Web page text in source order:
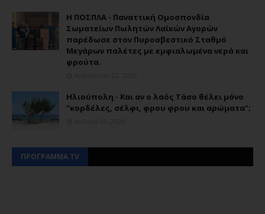
Η ΠΟΣΠΛΑ - Παναττική Ομοσπονδία
Σωματείων Πωλητών Λαϊκών Αγορών
παρέδωσε στον Πυροσβεστικό Σταθμό
Μεγάρων παλέτες με εμφιαλωμένα νερά και
φρούτα.
Ηλιούπολη - Και αν ο λαός Τάσο θέλει μόνο
"κορδέλες, σέλφι, φρου φρου και αρώματα";
ΠΡΟΓΡΑΜΜΑ TV